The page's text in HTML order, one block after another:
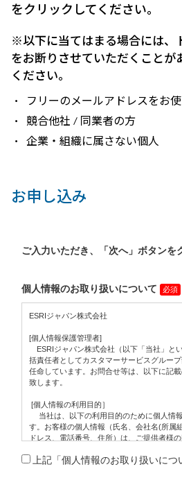
をクリックしてください。
※以下に当てはまる場合には、
をお断りさせていただくことが
ください。
フリーのメールアドレスをお
競合他社 / 同業者の方
企業・組織に属さない個人
お申し込み